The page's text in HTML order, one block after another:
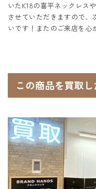
いたK18の喜平ネックレス
させていただきますので、
いです！またのご来店を心
この商品を買取